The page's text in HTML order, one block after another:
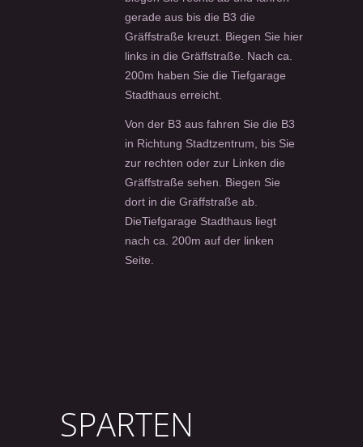
gerade aus bis die B3 die
Gräffstraße kreuzt. Biegen Sie hier
links in die Gräffstraße. Nach ca.
200m haben Sie die Tiefgarage
Stadthaus erreicht.
Von der B3 aus fahren Sie die B3
in Richtung Stadtzentrum, bis Sie
zur rechten oder zur Linken die
Gräffstraße sehen. Biegen Sie
dort in die Gräffstraße ab.
DieTiefgarage Stadthaus liegt
nach ca. 200m auf der linken
Seite.
SPARTEN